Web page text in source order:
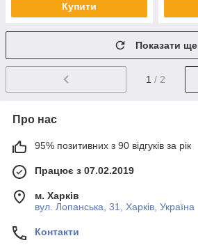
Купити
Показати ще
1 / 2
Про нас
95% позитивних з 90 відгуків за рік
Працює з 07.02.2019
м. Харків
вул. Лопанська, 31, Харків, Україна
Контакти